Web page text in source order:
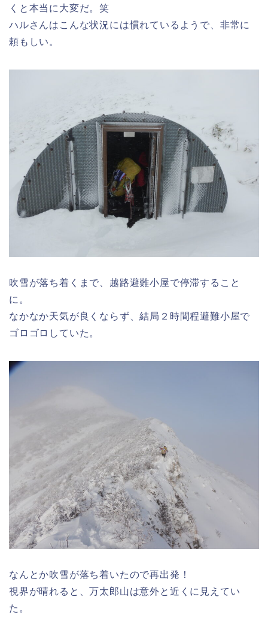
くと本当に大変だ。笑
ハルさんはこんな状況には慣れているようで、非常に
頼もしい。
吹雪が落ち着くまで、越路避難小屋で停滞すること
に。
なかなか天気が良くならず、結局２時間程避難小屋で
ゴロゴロしていた。
なんとか吹雪が落ち着いたので再出発！
視界が晴れると、万太郎山は意外と近くに見えてい
た。